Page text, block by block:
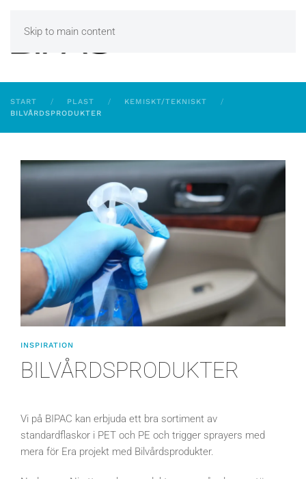
Skip to main content
START PLAST
KEMISKT/TEKNISKT
BILVÅRDSPRODUKTER
INSPIRATION
BILVÅRDSPRODUKTER
Vi på BIPAC kan erbjuda ett bra sortiment av
standardflaskor i PET och PE och trigger sprayers med
mera för Era projekt med Bilvårdsprodukter.